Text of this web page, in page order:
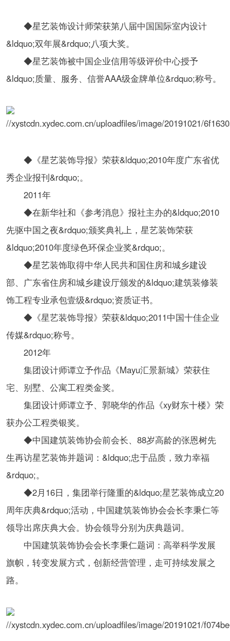
◆星艺装饰设计师荣获第八届中国国际室内设计
&ldquo;双年展&rdquo;八项大奖。
◆星艺装饰被中国企业信用等级评价中心授予
&ldquo;质量、服务、信誉AAA级金牌单位&rdquo;称号。
◆《星艺装饰导报》荣获&ldquo;2010年度广东省优
秀企业报刊&rdquo;。
2011年
◆在新华社和《参考消息》报社主办的&ldquo;2010
先驱中国之夜&rdquo;颁奖典礼上，星艺装饰荣获
&ldquo;2010年度绿色环保企业奖&rdquo;。
◆星艺装饰取得中华人民共和国住房和城乡建设
部、广东省住房和城乡建设厅颁发的&ldquo;建筑装修装
饰工程专业承包壹级&rdquo;资质证书。
◆《星艺装饰导报》荣获&ldquo;2011中国十佳企业
传媒&rdquo;称号。
2012年
集团设计师谭立予作品《Mayu汇景新城》荣获住
宅、别墅、公寓工程类金奖。
集团设计师谭立予、郭晓华的作品《xy财东十楼》荣
获办公工程类银奖。
◆中国建筑装饰协会前会长、88岁高龄的张恩树先
生再访星艺装饰并题词：&ldquo;忠于品质，致力幸福
&rdquo;。
◆2月16日，集团举行隆重的&ldquo;星艺装饰成立20
周年庆典&rdquo;活动，中国建筑装饰协会会长李秉仁等
领导出席庆典大会。协会领导分别为庆典题词。
中国建筑装饰协会会长李秉仁题词：高举科学发展
旗帜，转变发展方式，创新经营管理，走可持续发展之
路。